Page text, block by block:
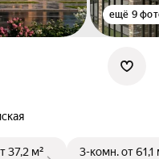
ещё 9
37,2 м²
3-комн.от 61,1